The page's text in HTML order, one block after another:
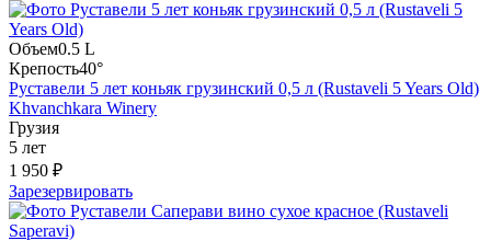
Объем0.5 L
Крепость40°
Руставели 5 лет коньяк грузинский 0,5 л (Rustaveli 5 Years Old)
Khvanchkara Winery
Грузия
5 лет
1 950 ₽
Зарезервировать